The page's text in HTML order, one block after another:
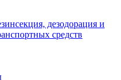
дезодорация и
средств